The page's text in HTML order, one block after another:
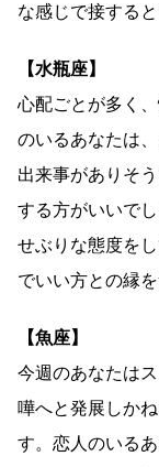
な感じで接すると
【水瓶座】
心配ごとが多く
のいるあなたは
出来事がありそ
する方がいいで
せぶりな態度を
でいい方との縁
【魚座】
今週のあなたは
嘩へと発展しか
す。恋人のいる